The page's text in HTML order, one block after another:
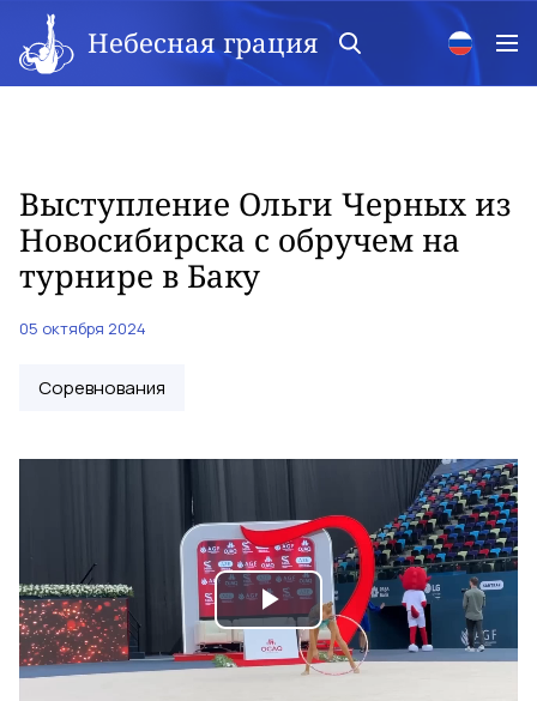
Небесная грация
Выступление Ольги Черных из
Новосибирска с обручем на
турнире в Баку
05 октября 2024
Соревнования
Play
Video